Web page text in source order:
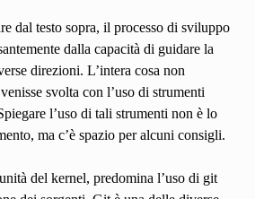
dal testo sopra, il processo di sviluppo
dalla capacità di guidare la
direzioni. L’intera cosa non
svolta con l’uso di strumenti
l’uso di tali strumenti non è lo
ma c’è spazio per alcuni consigli.
del kernel, predomina l’uso di git